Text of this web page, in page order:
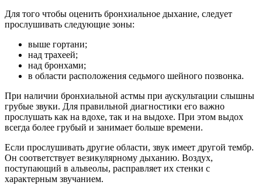
Для того чтобы оценить бронхиальное дыхание, следует
прослушивать следующие зоны:
выше гортани;
над трахеей;
над бронхами;
в области расположения седьмого шейного позвонка.
При наличии бронхиальной астмы при аускультации слышны
грубые звуки. Для правильной диагностики его важно
прослушать как на вдохе, так и на выдохе. При этом выдох
всегда более грубый и занимает больше времени.
Если прослушивать другие области, звук имеет другой тембр.
Он соответствует везикулярному дыханию. Воздух,
поступающий в альвеолы, расправляет их стенки с
характерным звучанием.